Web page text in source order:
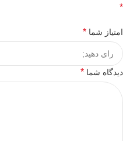
*
امتیاز شما *
دیدگاه شما *